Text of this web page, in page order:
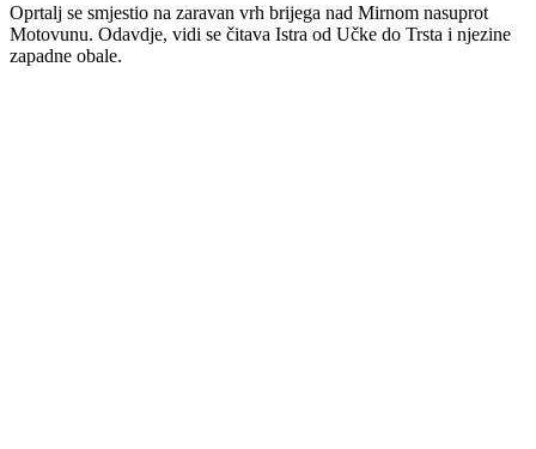
Oprtalj se smjestio na zaravan vrh brijega nad Mirnom nasuprot
Motovunu. Odavdje, vidi se čitava Istra od Učke do Trsta i njezine
zapadne obale.